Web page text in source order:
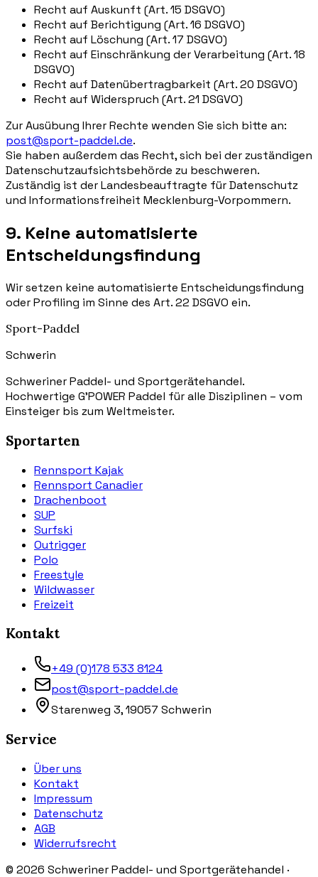
Recht auf Auskunft (Art. 15 DSGVO)
Recht auf Berichtigung (Art. 16 DSGVO)
Recht auf Löschung (Art. 17 DSGVO)
Recht auf Einschränkung der Verarbeitung (Art. 18
DSGVO)
Recht auf Datenübertragbarkeit (Art. 20 DSGVO)
Recht auf Widerspruch (Art. 21 DSGVO)
Zur Ausübung Ihrer Rechte wenden Sie sich bitte an:
post@sport-paddel.de.
Sie haben außerdem das Recht, sich bei der zuständigen
Datenschutzaufsichtsbehörde zu beschweren.
Zuständig ist der Landesbeauftragte für Datenschutz
und Informationsfreiheit Mecklenburg-Vorpommern.
9. Keine automatisierte
Entscheidungsfindung
Wir setzen keine automatisierte Entscheidungsfindung
oder Profiling im Sinne des Art. 22 DSGVO ein.
Sport-Paddel
Schwerin
Schweriner Paddel- und Sportgerätehandel.
Hochwertige G'POWER Paddel für alle Disziplinen – vom
Einsteiger bis zum Weltmeister.
Sportarten
Rennsport Kajak
Rennsport Canadier
Drachenboot
SUP
Surfski
Outrigger
Polo
Freestyle
Wildwasser
Freizeit
Kontakt
+49 (0)178 533 8124
post@sport-paddel.de
Starenweg 3, 19057 Schwerin
Service
Über uns
Kontakt
Impressum
Datenschutz
AGB
Widerrufsrecht
© 2026 Schweriner Paddel- und Sportgerätehandel ·